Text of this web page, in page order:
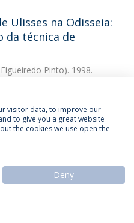
Ulisses na Odisseia:
da técnica de
Pinto). 1998.
Ulisses. Subsídio
F.). 1997. Faculdade de
visitor data, to improve our
to give you a great website
the cookies we use open the
Deny